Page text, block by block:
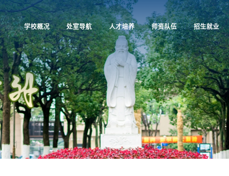
学校概况 处室导航 人才培养 师资队伍 招生就业